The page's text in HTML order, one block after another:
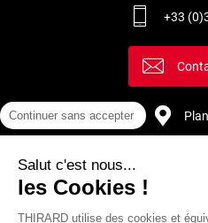
+33
Continuer sans accepter
Salut c'est nous...
les Cookies !
THIRARD utilise des cookies et